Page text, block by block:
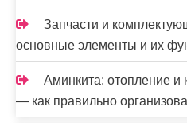
Запчасти и
основные элементы и их
Аминкита: отопление
— как правильно